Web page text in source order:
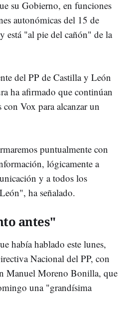
su Gobierno, en funciones
autonómicas del 15 de
está "al pie del cañón" de la
del PP de Castilla y León
ha afirmado que continúan
con Vox para alcanzar un
puntualmente con
lógicamente a
y a todos los
ha señalado.
antes"
había hablado este lunes,
Nacional del PP, con
Manuel Moreno Bonilla, que
una "grandísima